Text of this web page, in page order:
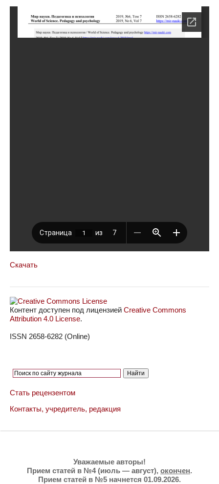
Скачать
Контент доступен под лицензией Creative Commons
Attribution 4.0 License.
ISSN 2658-6282 (Online)
Стать рецензентом
Контакты, учредитель, редакция
Уважаемые авторы!
Прием статей в №4 (июль — август), окончен.
Прием статей в №5 начнется 01.09.2026.